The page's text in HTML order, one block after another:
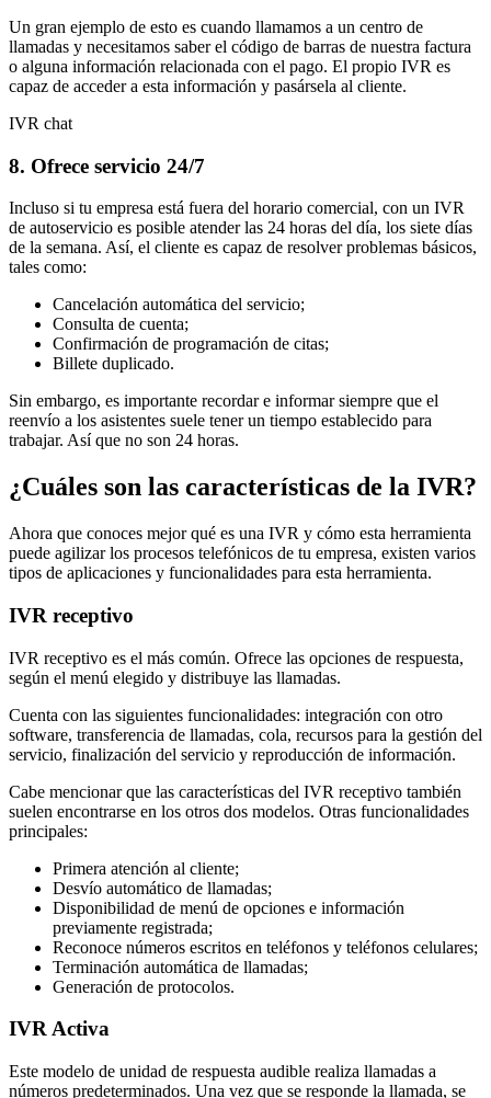
Un gran ejemplo de esto es cuando llamamos a un centro de
llamadas y necesitamos saber el código de barras de nuestra factura
o alguna información relacionada con el pago. El propio IVR es
capaz de acceder a esta información y pasársela al cliente.
IVR chat
8. Ofrece servicio 24/7
Incluso si tu empresa está fuera del horario comercial, con un IVR
de autoservicio es posible atender las 24 horas del día, los siete días
de la semana. Así, el cliente es capaz de resolver problemas básicos,
tales como:
Cancelación automática del servicio;
Consulta de cuenta;
Confirmación de programación de citas;
Billete duplicado.
Sin embargo, es importante recordar e informar siempre que el
reenvío a los asistentes suele tener un tiempo establecido para
trabajar. Así que no son 24 horas.
¿Cuáles son las características de la IVR?
Ahora que conoces mejor qué es una IVR y cómo esta herramienta
puede agilizar los procesos telefónicos de tu empresa, existen varios
tipos de aplicaciones y funcionalidades para esta herramienta.
IVR receptivo
IVR receptivo es el más común. Ofrece las opciones de respuesta,
según el menú elegido y distribuye las llamadas.
Cuenta con las siguientes funcionalidades: integración con otro
software, transferencia de llamadas, cola, recursos para la gestión del
servicio, finalización del servicio y reproducción de información.
Cabe mencionar que las características del IVR receptivo también
suelen encontrarse en los otros dos modelos. Otras funcionalidades
principales:
Primera atención al cliente;
Desvío automático de llamadas;
Disponibilidad de menú de opciones e información
previamente registrada;
Reconoce números escritos en teléfonos y teléfonos celulares;
Terminación automática de llamadas;
Generación de protocolos.
IVR Activa
Este modelo de unidad de respuesta audible realiza llamadas a
números predeterminados. Una vez que se responde la llamada, se